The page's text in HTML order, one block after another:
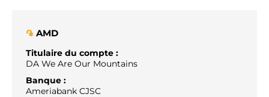
֏ AMD
Titulaire du compte :
DA We Are Our Mountains
Banque :
Ameriabank CJSC